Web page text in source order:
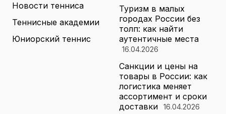
Новости тенниса
Теннисные академии
Юниорский теннис
Туризм в малых
городах России без
толп: как найти
аутентичные места
16.04.2026
Санкции и цены на
товары в России: как
логистика меняет
ассортимент и сроки
доставки
16.04.2026